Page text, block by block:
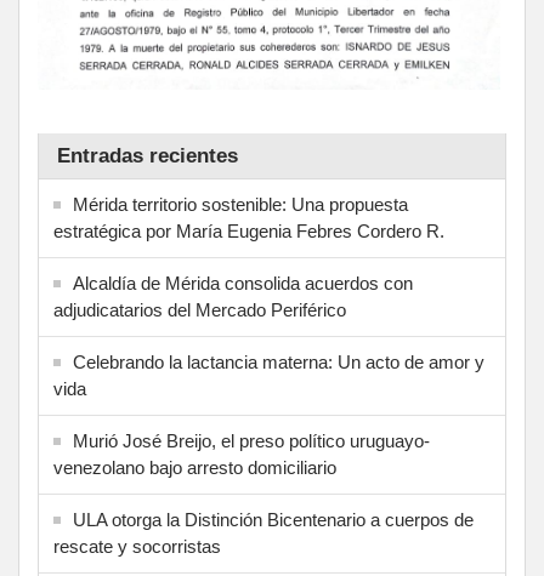
Entradas recientes
Mérida territorio sostenible: Una propuesta
estratégica por María Eugenia Febres Cordero R.
Alcaldía de Mérida consolida acuerdos con
adjudicatarios del Mercado Periférico
Celebrando la lactancia materna: Un acto de amor y
vida
Murió José Breijo, el preso político uruguayo-
venezolano bajo arresto domiciliario
ULA otorga la Distinción Bicentenario a cuerpos de
rescate y socorristas